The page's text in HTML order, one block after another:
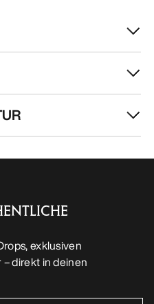
exklusiven
direkt in deinen